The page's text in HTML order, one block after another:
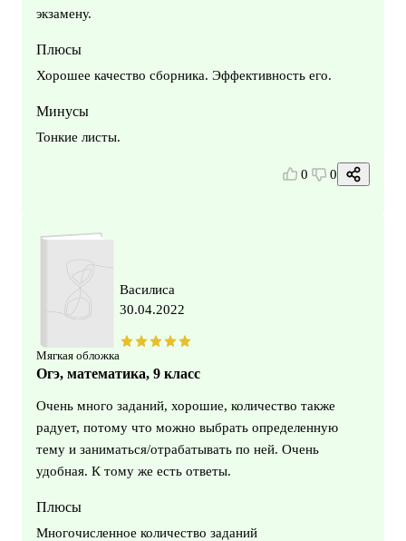
экзамену.
Плюсы
Хорошее качество сборника. Эффективность его.
Минусы
Тонкие листы.
0 0
Мягкая обложка
Василиса
30.04.2022
Огэ, математика, 9 класс
Очень много заданий, хорошие, количество также
радует, потому что можно выбрать определенную
тему и заниматься/отрабатывать по ней. Очень
удобная. К тому же есть ответы.
Плюсы
Многочисленное количество заданий